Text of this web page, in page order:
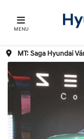
MENU
MT: Saga Hyundai